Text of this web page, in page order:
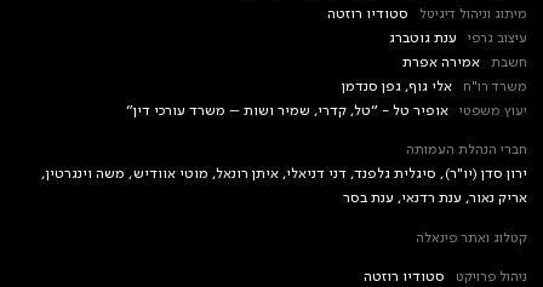
מיתוג וניהול דיגיטל
סטודיו רוזטה
עיצוב גרפי
ענת גוטברג
חשבת
אמירה אפרת
משרד רו"ח
אלי גוף, גפן סנדמן
יעוץ משפטי
אופיר טל - ״טל, קדרי, שמיר ושות – משרד עורכי דין״
חברי הנהלת העמותה
ירון סדן (יו"ר), סיגלית גלפנד, דני דניאלי, איתן רונאל, מוטי אוודיש, משה וינגרטין,
אריק נאור, ענת רדנאי, ענת בסר
קטלוג ואתר פינאלה
ניהול פרויקט
סטודיו רוזטה